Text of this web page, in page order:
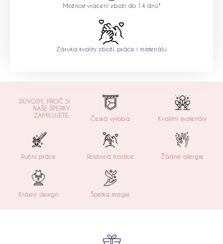
Možnost vrácení zboží do 14 dnů*
Záruka kvality zboží, práce i materiálu
DŮVODY, PROČ SI
NAŠE ŠPERKY
ZAMILUJETE:
Česká výroba Kvalitní materiály
Ruční práce Rodinná tradice Žádné alergie
Krásný design Špetka magie